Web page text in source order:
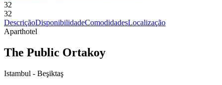
32
32
DescriçãoDisponibilidadeComodidadesLocalização
Aparthotel
The Public Ortakoy
Istambul - Beşiktaş